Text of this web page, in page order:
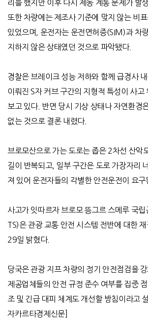
리를 했지만 이후 다시 제동 계통 문제가 발
또한 차량에는 제조사 기준에 맞지 않는 비
있었으며
운전자는 운전면허증(SIM)과 차
지하지 않은 상태였던 것으로 파악됐다.
경찰은 브레이크 성능 저하와 함께 급경사
이뤄진 S자 커브 구간의 지형적 특성이 사고
보고 있다. 반면 당시 기상 상태나 자연환경
없는 것으로 결론 내렸다.
브로모산으로 가는 도로는 좁은2차선 산악
길이 반복되고
일부 구간은 도로 가장자리
져 있어 운전자들의 각별한 안전운전이 요구
사고가 잇따르자 브로모 뜽그르 스메루 국립
TS)은 관광 교통 안전 시스템 전반에 대한
29일 밝혔다.
당국은 관광 지프 차량의 정기 안전점검을
제공업체들의 안전 규정 준수 여부를 집중
조 및 긴급 대피 체계도 개선할 방침이라고
자카르타경제신문]